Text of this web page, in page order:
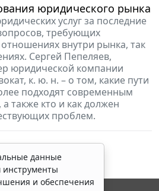
юридического рынка
услуг за последние
требующих
внутри рынка, так
Сергей Пепеляев,
юридической компании
к. ю. н. – о том, какие пути
подходят современным
также кто и как должен
проблем.
данные
инструменты
и обеспечения